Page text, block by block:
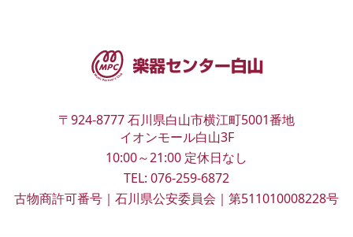
〒924-8777石川県白山市横江町5001番地
イオンモール白山3F
10:00～21:00 定休日なし
TEL: 076-259-6872
古物商許可番号｜石川県公安委員会｜第511010008228号